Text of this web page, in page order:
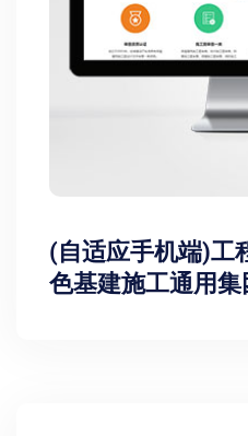
(自适应手机端)工
色基建施工通用集